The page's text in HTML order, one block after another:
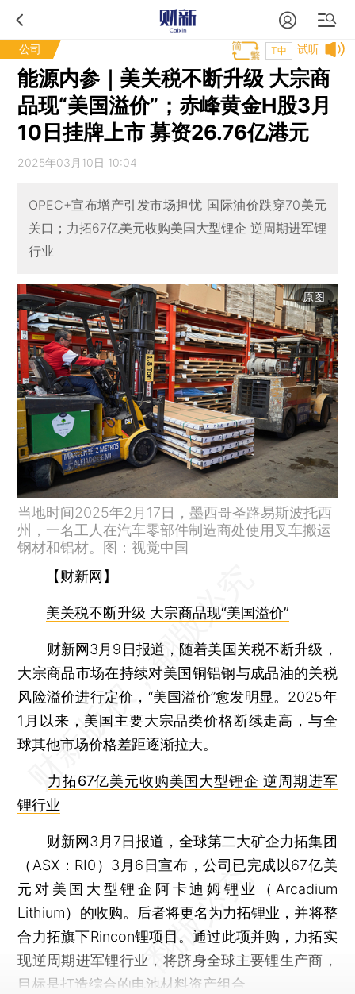
公司 试听
T中
能源内参｜美关税不断升级 大宗商
品现“美国溢价”；赤峰黄金H股3月
10日挂牌上市 募资26.76亿港元
2025年03月10日 10:04
OPEC+宣布增产引发市场担忧 国际油价跌穿70美元
关口；力拓67亿美元收购美国大型锂企 逆周期进军锂
行业
原图
当地时间2025年2月17日，墨西哥圣路易斯波托西
州，一名工人在汽车零部件制造商处使用叉车搬运
钢材和铝材。图：视觉中国
【财新网】
美关税不断升级 大宗商品现“美国溢价”
财新网3月9日报道，随着美国关税不断升级，
大宗商品市场在持续对美国铜铝钢与成品油的关税
风险溢价进行定价，“美国溢价”愈发明显。2025年
1月以来，美国主要大宗品类价格断续走高，与全
球其他市场价格差距逐渐拉大。
力拓67亿美元收购美国大型锂企 逆周期进军
锂行业
财新网3月7日报道，全球第二大矿企力拓集团
（ASX：RI0）3月6日宣布，公司已完成以67亿美
元对美国大型锂企阿卡迪姆锂业（Arcadium
Lithium）的收购。后者将更名为力拓锂业，并将整
合力拓旗下Rincon锂项目。通过此项并购，力拓实
现逆周期进军锂行业，将跻身全球主要锂生产商，
目标是打造综合的电池材料资产组合。